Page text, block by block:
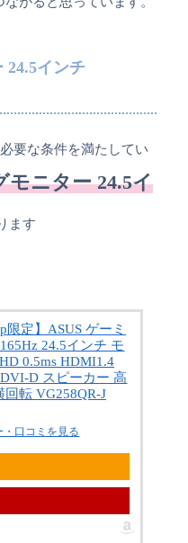
24.5インチ
要な条件を満たしてい
モニター 24.5イ
ます
限定】ASUS ゲーミ
24.5インチ モ
0.5ms HDMI1.4
D スピーカー 高
回転 VG258QR-J
・口コミを見る